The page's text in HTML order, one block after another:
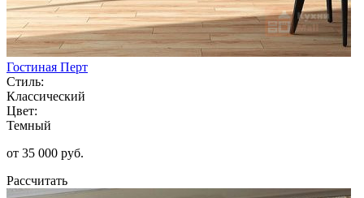
Гостиная Перт
Стиль:
Классический
Цвет:
Темный
от 35 000 руб.
Рассчитать